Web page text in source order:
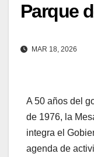
Parque
MAR 18, 2026
A 50 años del
de 1976, la
integra el
agenda de